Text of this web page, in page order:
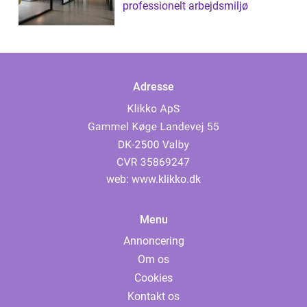
professionelt arbejdsmiljø
Adresse
web: www.klikko.dk
Menu
Annoncering
Om os
Cookies
Kontakt os